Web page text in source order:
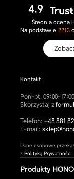
Twitter
4.9
Średnia ocena
Na podstawie 2213
Kontakt
Pon-pt. 09:00-17:00
Skorzystaj z
Telefon: +48 881
E-mail:
Dane osobowe
z Polityką Prywatności.
Produkty